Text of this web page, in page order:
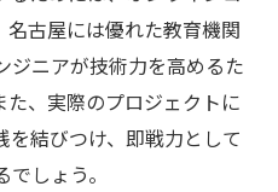
古屋には優れた教育機関
ジニアが技術力を高めるた
、実際のプロジェクトに
結びつけ、即戦力として
しょう。